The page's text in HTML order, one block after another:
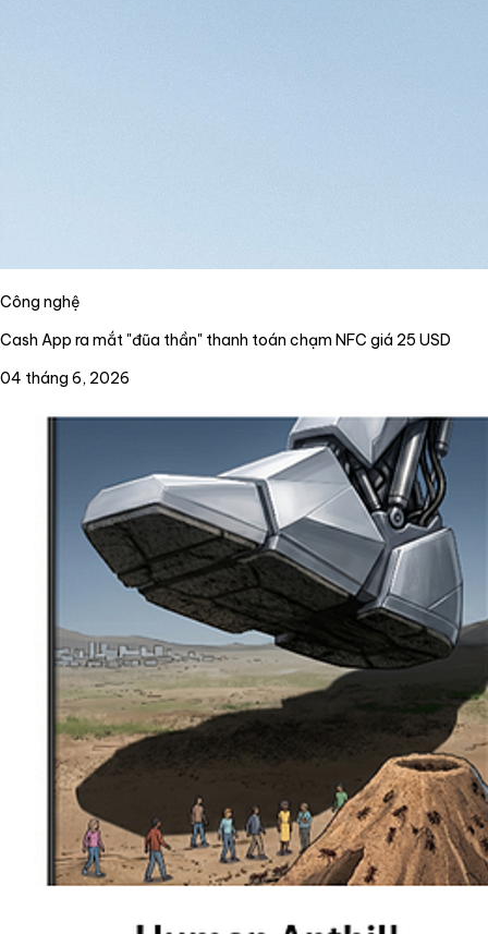
Công nghệ
Cash App ra mắt "đũa thần" thanh toán chạm NFC giá 25 USD
04 tháng 6, 2026